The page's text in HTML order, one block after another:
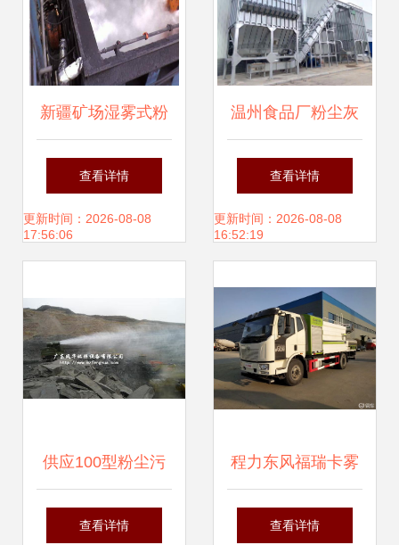
新疆矿场湿雾式粉
尘治理新篇章 超声
波干雾抑尘系统的
查看详情
更新时间：2026-08-08
17:56:06
温州食品厂粉尘灰
尘治理 环保全套设
备的关键作用
查看详情
更新时间：2026-08-08
16:52:19
供应100型粉尘污
染治理设备 高效净
查看详情
程力东风福瑞卡雾
炮洒水车10方价格
查看详情